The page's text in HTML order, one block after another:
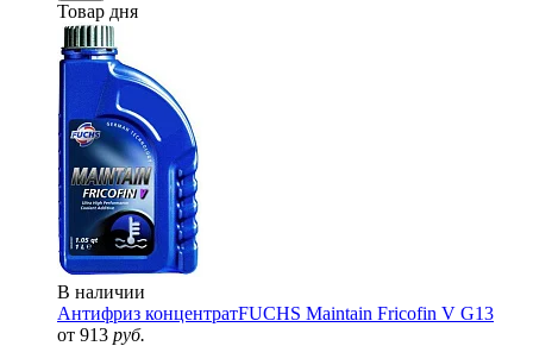
Товар дня
В наличии
Антифриз концентратFUCHS Maintain Fricofin V G13
от 913 руб.